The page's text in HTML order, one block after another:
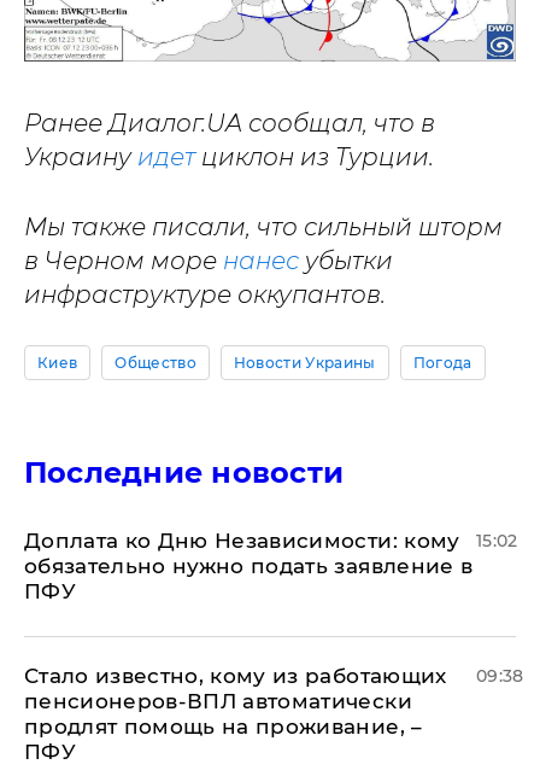
Ранее Диалог.UA сообщал, что в
Украину идетциклон из Турции.
Мы также писали, что сильный шторм
в Черном море нанес убытки
инфраструктуре оккупантов.
Киев Общество Новости Украины Погода
Последние новости
Доплата ко Дню Независимости: кому
обязательно нужно подать заявление в
ПФУ
15:02
Стало известно, кому из работающих
пенсионеров-ВПЛ автоматически
продлят помощь на проживание, –
ПФУ
09:38